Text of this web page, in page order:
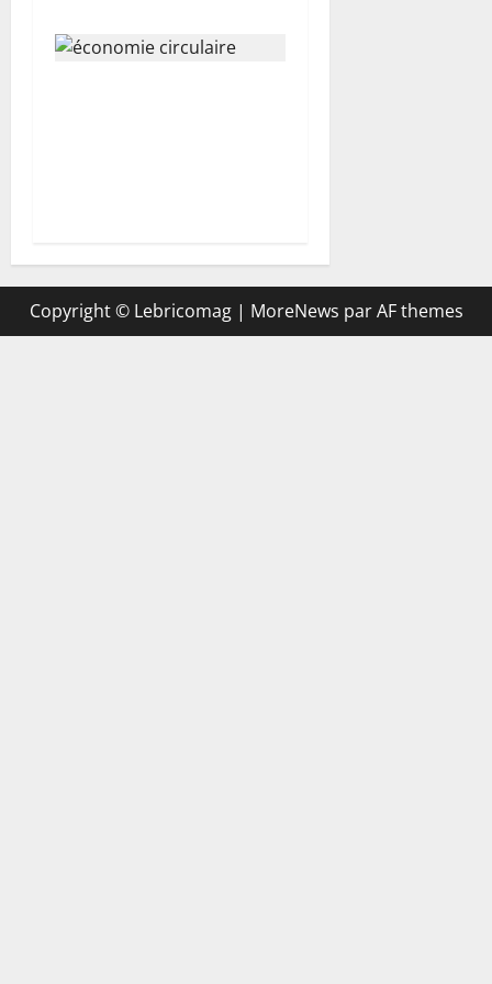
Copyright © Lebricomag | MoreNews par AF themes